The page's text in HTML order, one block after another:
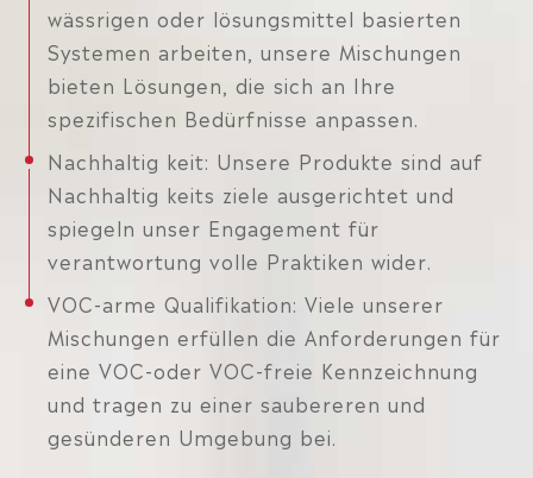
wässrigen oder lösungsmittel basierten
Systemen arbeiten, unsere Mischungen
bieten Lösungen, die sich an Ihre
spezifischen Bedürfnisse anpassen.
Nachhaltig keit: Unsere Produkte sind auf
Nachhaltig keits ziele ausgerichtet und
spiegeln unser Engagement für
verantwortung volle Praktiken wider.
VOC-arme Qualifikation: Viele unserer
Mischungen erfüllen die Anforderungen für
eine VOC-oder VOC-freie Kennzeichnung
und tragen zu einer saubereren und
gesünderen Umgebung bei.